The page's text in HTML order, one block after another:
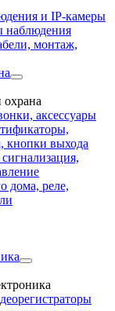
и IP-камеры
наблюдения
монтаж,
аксессуары
кнопки выхода
дома, реле,